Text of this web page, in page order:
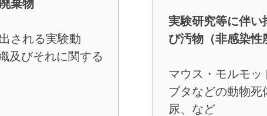
棄物
される実験動
及びそれに関する
実験研究等に伴い
び汚物（非感染性
マウス・モルモッ
ブタなどの動物死
尿、など